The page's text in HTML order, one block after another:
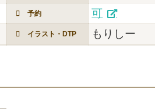
予約 可
イラスト・DTP もりしー